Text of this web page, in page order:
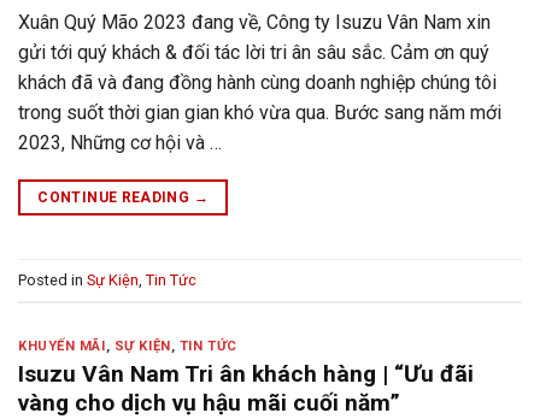
Xuân Quý Mão 2023 đang về, Công ty Isuzu Vân Nam xin
gửi tới quý khách & đối tác lời tri ân sâu sắc. Cảm ơn quý
khách đã và đang đồng hành cùng doanh nghiệp chúng tôi
trong suốt thời gian gian khó vừa qua. Bước sang năm mới
2023, Những cơ hội và …
CONTINUE READING →
Posted in Sự Kiện Tin Tức
KHUYẾN MÃI , SỰ KIỆN , TIN TỨC
Isuzu Vân Nam Tri ân khách hàng | “Ưu đãi
vàng cho dịch vụ hậu mãi cuối năm”